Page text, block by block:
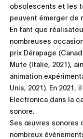
obsolescents et les
peuvent émerger de
En tant que
nombreuses
prix Dérapage
Mute (Italie, 2021),
animation
Unis, 2021). En
Electronica dans la
sonore.
Ses œuvres sonores
nombreux